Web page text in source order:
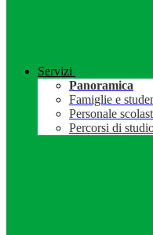
Servizi
Panoramica
Famiglie e
Personale
Percorsi di